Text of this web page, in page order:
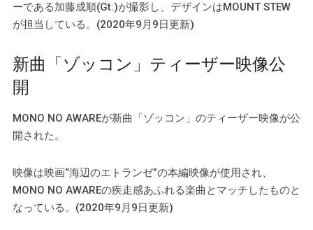
ーである加藤成順(Gt.)が撮影し、デザインはMOUNT STEW
が担当している。(2020年9月9日更新)
新曲「ゾッコン」ティーザー映像公
開
MONO NO AWAREが新曲「ゾッコン」のティーザー映像が公
開された。
映像は映画“海辺のエトランゼ”の本編映像が使用され、
MONO NO AWAREの疾走感あふれる楽曲とマッチしたものと
なっている。(2020年9月9日更新)